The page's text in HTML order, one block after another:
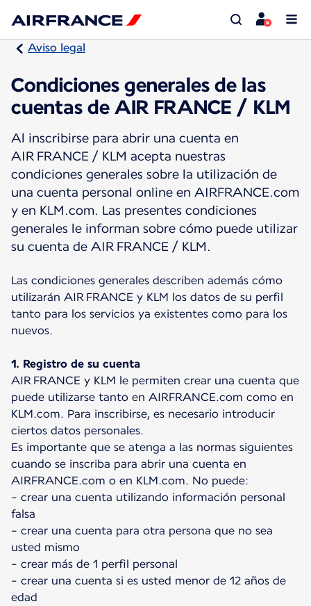
Aviso legal
Condiciones generales de las
cuentas de AIR FRANCE / KLM
Al inscribirse para abrir una cuenta en
AIR FRANCE / KLM acepta nuestras
condiciones generales sobre la utilización de
una cuenta personal online en AIRFRANCE.com
y en KLM.com. Las presentes condiciones
generales le informan sobre cómo puede utilizar
su cuenta de AIR FRANCE / KLM.
Las condiciones generales describen además cómo
utilizarán AIR FRANCE y KLM los datos de su perfil
tanto para los servicios ya existentes como para los
nuevos.
1. Registro de su cuenta
AIR FRANCE y KLM le permiten crear una cuenta que
puede utilizarse tanto en AIRFRANCE.com como en
KLM.com. Para inscribirse, es necesario introducir
ciertos datos personales.
Es importante que se atenga a las normas siguientes
cuando se inscriba para abrir una cuenta en
AIRFRANCE.com o en KLM.com. No puede:
- crear una cuenta utilizando información personal
falsa
- crear una cuenta para otra persona que no sea
usted mismo
- crear más de 1 perfil personal
- crear una cuenta si es usted menor de 12 años de
edad